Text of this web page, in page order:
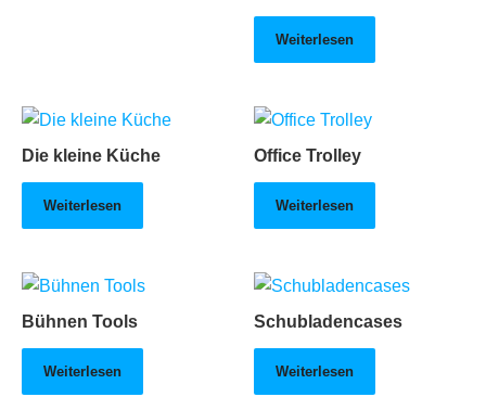
Weiterlesen
Die kleine Küche
Weiterlesen
Office Trolley
Weiterlesen
Bühnen Tools
Weiterlesen
Schubladencases
Weiterlesen